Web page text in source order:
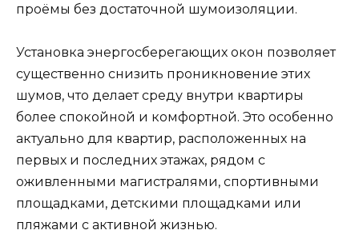
проёмы без достаточной шумоизоляции.
Установка энергосберегающих окон позволяет
существенно снизить проникновение этих
шумов, что делает среду внутри квартиры
более спокойной и комфортной. Это особенно
актуально для квартир, расположенных на
первых и последних этажах, рядом с
оживленными магистралями, спортивными
площадками, детскими площадками или
пляжами с активной жизнью.